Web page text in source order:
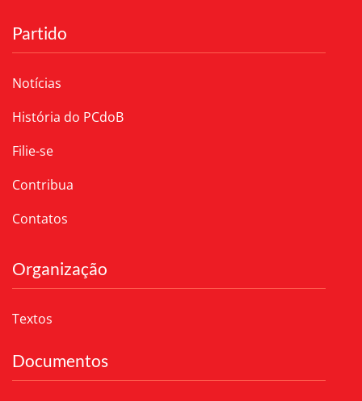
Partido
Notícias
História do PCdoB
Filie-se
Contribua
Contatos
Organização
Textos
Documentos